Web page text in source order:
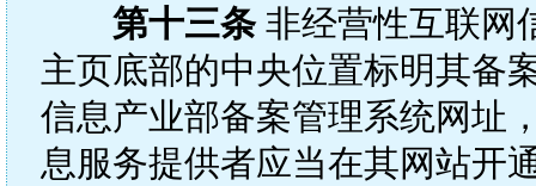
第十三条非经营性互联网
主页底部的中央位置标明其备
信息产业部备案管理系统网址
息服务提供者应当在其网站开